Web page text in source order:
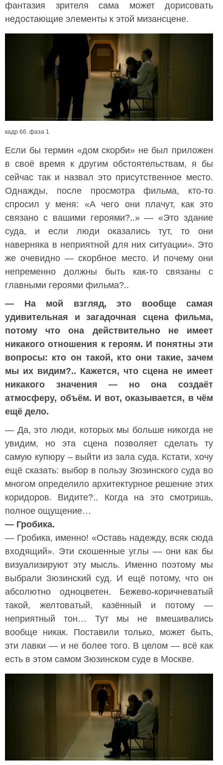
фантазия зрителя сама может дорисовать
недостающие элементы к этой мизансцене.
кадр 66. фаза 1
Если бы термин «дом скорби» не был приложен
в своё время к другим обстоятельствам, я бы
сейчас так и назвал это присутственное место.
Однажды, после просмотра фильма, кто-то
спросил у меня: «А чего они плачут, как это
связано с вашими героями?..» — «Это здание
суда, и если люди оказались тут, то они
наверняка в неприятной для них ситуации». Это
же очевидно — скорбное место. И почему они
непременно должны быть как-то связаны с
главными героями фильма?..
— На мой взгляд, это вообще самая
удивительная и загадочная сцена фильма,
потому что она действительно не имеет
никакого отношения к героям. И понятны эти
вопросы: кто он такой, кто они такие, зачем
мы их видим?.. Кажется, что сцена не имеет
никакого значения — но она создаёт
атмосферу, объём. И вот, оказывается, в чём
ещё дело.
— Да, это люди, которых мы больше никогда не
увидим, но эта сцена позволяет сделать ту
самую купюру – выйти из зала суда. Кстати, хочу
ещё сказать: выбор в пользу Зюзинского суда во
многом определило архитектурное решение этих
коридоров. Видите?.. Когда на это смотришь,
полное ощущение…
— Гробика.
— Гробика, именно! «Оставь надежду, всяк сюда
входящий». Эти скошенные углы — они как бы
визуализируют эту мысль. Именно поэтому мы
выбрали Зюзинский суд. И ещё потому, что он
абсолютно одноцветен. Бежево-коричневатый
такой, желтоватый, казённый и потому —
неприятный тон… Тут мы не вмешивались
вообще никак. Поставили только, может быть,
эти лавки — и не более того. В целом — всё как
есть в этом самом Зюзинском суде в Москве.